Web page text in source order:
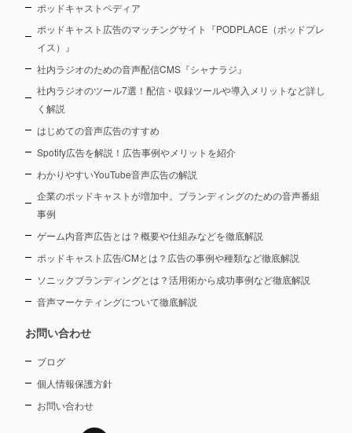
ポッドキャストペディア
ポッドキャスト広告のマッチングサイト『PODPLACE（ポッドプレ
イス）』
社内ラジオのための音声配信CMS『シャナラジ』
社内ラジオのツール7選！配信・収録ツールや導入メリットなど詳し
く解説
はじめての音声広告のすすめ
Spotify広告を解説！広告事例やメリットを紹介
わかりやすいYouTube音声広告の解説
企業のポッドキャストが増加中。ブランディングのための音声番組
事例
ゲーム内音声広告とは？概要や仕組みなどを徹底解説
ポッドキャスト広告/CMとは？広告の事例や種類など徹底解説
ソニックブランディングとは？活用術から成功事例など徹底解説
音声マーケティングについて徹底解説
お問い合わせ
ブログ
個人情報保護方針
お問い合わせ